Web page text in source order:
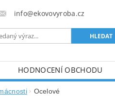
info@ekovovyroba.cz
HODNOCENÍ OBCHODU
Ocelové